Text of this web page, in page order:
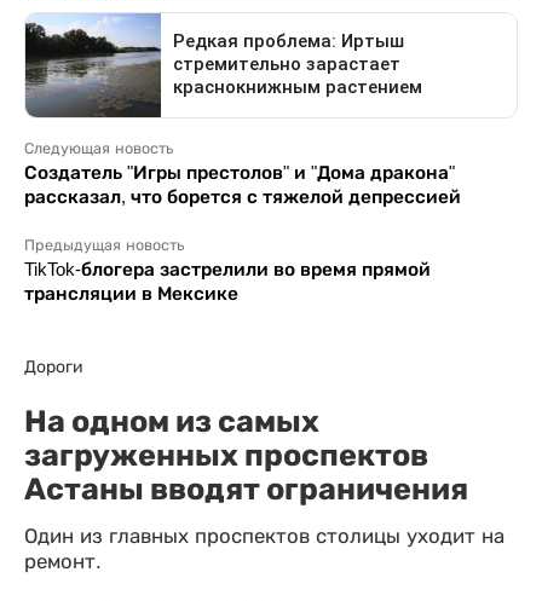
Следующая новость
Создатель "Игры престолов" и "Дома дракона"
рассказал, что борется с тяжелой депрессией
Предыдущая новость
TikTok-блогера застрелили во время прямой
трансляции в Мексике
Дороги
На одном из самых
загруженных проспектов
Астаны вводят ограничения
Один из главных проспектов столицы уходит на
ремонт.